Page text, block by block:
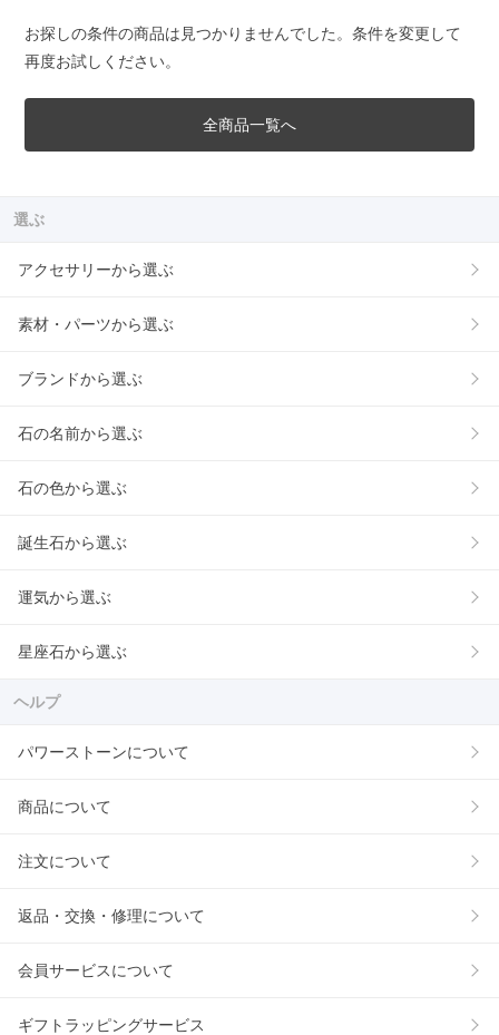
お探しの条件の商品は見つかりませんでした。条件を変更して
再度お試しください。
全商品一覧へ
選ぶ
アクセサリーから選ぶ
素材・パーツから選ぶ
ブランドから選ぶ
石の名前から選ぶ
石の色から選ぶ
誕生石から選ぶ
運気から選ぶ
星座石から選ぶ
ヘルプ
パワーストーンについて
商品について
注文について
返品・交換・修理について
会員サービスについて
ギフトラッピングサービス